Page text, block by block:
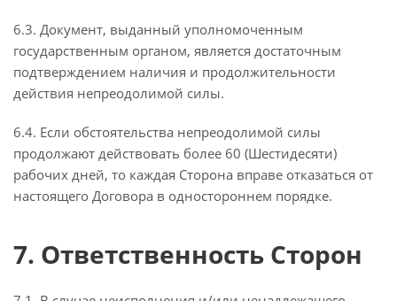
6.3. Документ, выданный уполномоченным
государственным органом, является достаточным
подтверждением наличия и продолжительности
действия непреодолимой силы.
6.4. Если обстоятельства непреодолимой силы
продолжают действовать более 60 (Шестидесяти)
рабочих дней, то каждая Сторона вправе отказаться от
настоящего Договора в одностороннем порядке.
7. Ответственность Сторон